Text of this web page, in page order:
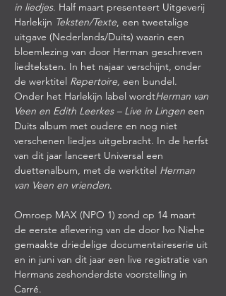
in liedjes. Half maart presenteert Uitgeverij
Harlekijn Teksten/Texte, een tweetalige
uitgave (Nederlands/Duits) waarin een
bloemlezing van door Herman geschreven
liedteksten. In het najaar verschijnt, onder
de werktitel Repertoire, een bundel.
Onder het Harlekijn label wordtHerman van
Veen en Edith Leerkes – Live in Lingen een
Duits album met oudere en nog niet
verschenen liedjes uitgebracht. In de herfst
van dit jaar lanceert Universal een
duettenalbum, met de werktitel Herman
van Veen en vrienden.
Omroep MAX (NPO 1) zond op 14 maart
de eerste aflevering van de door Ivo Niehe
gemaakte driedelige documentaireserie uit
en in juni van dit jaar een live registratie van
Hermans zeshonderdste voorstelling in
Carré.